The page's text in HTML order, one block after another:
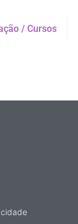
/ Cursos